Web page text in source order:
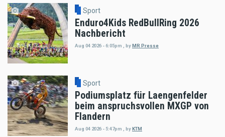
Sport
Enduro4Kids RedBullRing 2026
Nachbericht
Aug 04 2026 - 6:05pm byMR Presse
Sport
Podiumsplatz für Laengenfelder
beim anspruchsvollen MXGP von
Flandern
Aug 04 2026 - 5:47pm byKTM